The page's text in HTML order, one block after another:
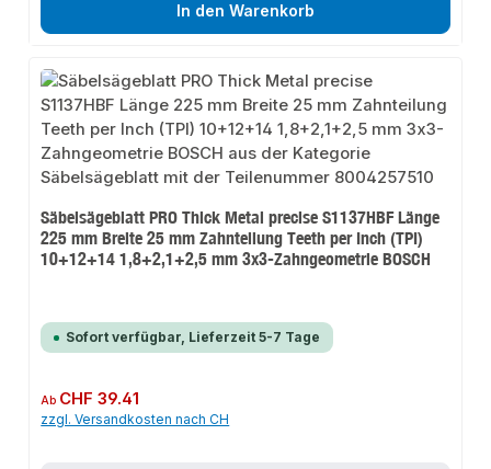
In den Warenkorb
Säbelsägeblatt PRO Thick Metal precise S1137HBF Länge
225 mm Breite 25 mm Zahnteilung Teeth per Inch (TPI)
10+12+14 1,8+2,1+2,5 mm 3x3-Zahngeometrie BOSCH
Sofort verfügbar, Lieferzeit 5-7 Tage
Regulärer Preis:
Ab CHF 39.41
zzgl. Versandkosten nach CH